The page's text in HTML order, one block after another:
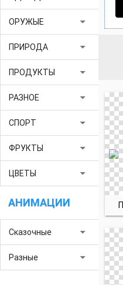
ОРУЖЫЕ arrow_drop_down
ПРИРОДА arrow_drop_down
ПРОДУКТЫ arrow_drop_down
РАЗНОЕ arrow_drop_down
СПОРТ arrow_drop_down
ФРУКТЫ arrow_drop_down
ЦВЕТЫ arrow_drop_down
АНИМАЦИИ
Сказочные arrow_drop_down
Разные arrow_drop_down